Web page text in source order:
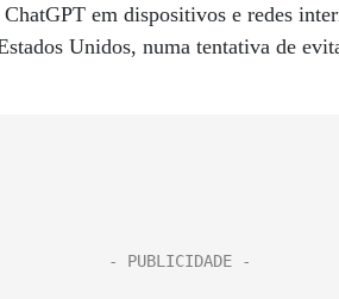
em dispositivos e redes
Unidos, numa tentativa de